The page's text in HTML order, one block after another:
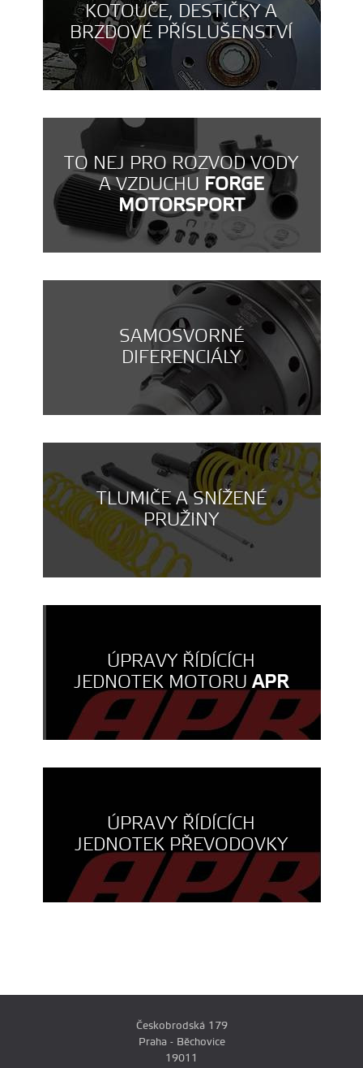
KOTOUČE, DESTIČKY A
BRZDOVÉ PŘÍSLUŠENSTVÍ
TO NEJ PRO ROZVOD VODY
A VZDUCHU FORGE
MOTORSPORT
SAMOSVORNÉ
DIFERENCIÁLY
TLUMIČE A SNÍŽENÉ
PRUŽINY
ÚPRAVY ŘÍDÍCÍCH
JEDNOTEK MOTORUAPR
ÚPRAVY ŘÍDÍCÍCH
JEDNOTEK PŘEVODOVKY
Českobrodská 179
Praha - Běchovice
19011